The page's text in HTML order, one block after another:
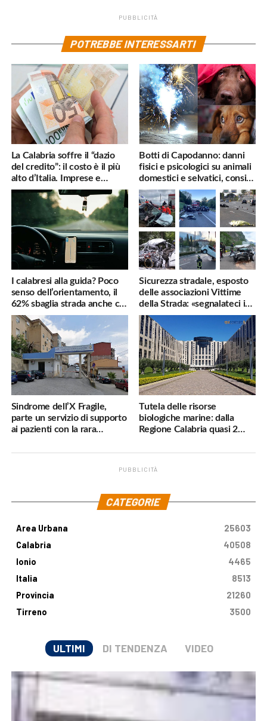
PUBBLICITÀ
POTREBBE INTERESSARTI
La Calabria soffre il “dazio
del credito”: il costo è il più
alto d’Italia. Imprese e
famiglie penalizzate
Botti di Capodanno: danni
fisici e psicologici su animali
domestici e selvatici, consigli
utili
I calabresi alla guida? Poco
senso dell’orientamento, il
62% sbaglia strada anche col
navigatore
Sicurezza stradale, esposto
delle associazioni Vittime
della Strada: «segnalateci i
pericoli, interverremo
subito»
Sindrome dell’X Fragile,
parte un servizio di supporto
ai pazienti con la rara
Tutela delle risorse
biologiche marine: dalla
Regione Calabria quasi 2
PUBBLICITÀ
CATEGORIE
Area Urbana
25603
Calabria
40508
Ionio
4465
Italia
8513
Provincia
21260
Tirreno
3500
ULTIMI DI TENDENZA VIDEO